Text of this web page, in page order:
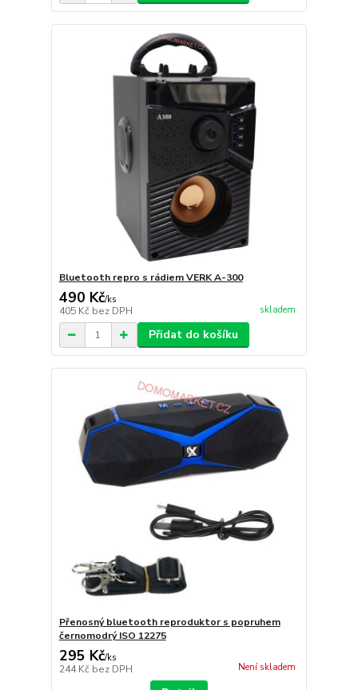
Bluetooth repro s rádiem VERK A-300
490 Kč/ks
405 Kč bez DPH skladem
Přidat do košíku
Přenosný bluetooth reproduktor s popruhem
černomodrý ISO 12275
295 Kč/ks
244 Kč bez DPH Není skladem